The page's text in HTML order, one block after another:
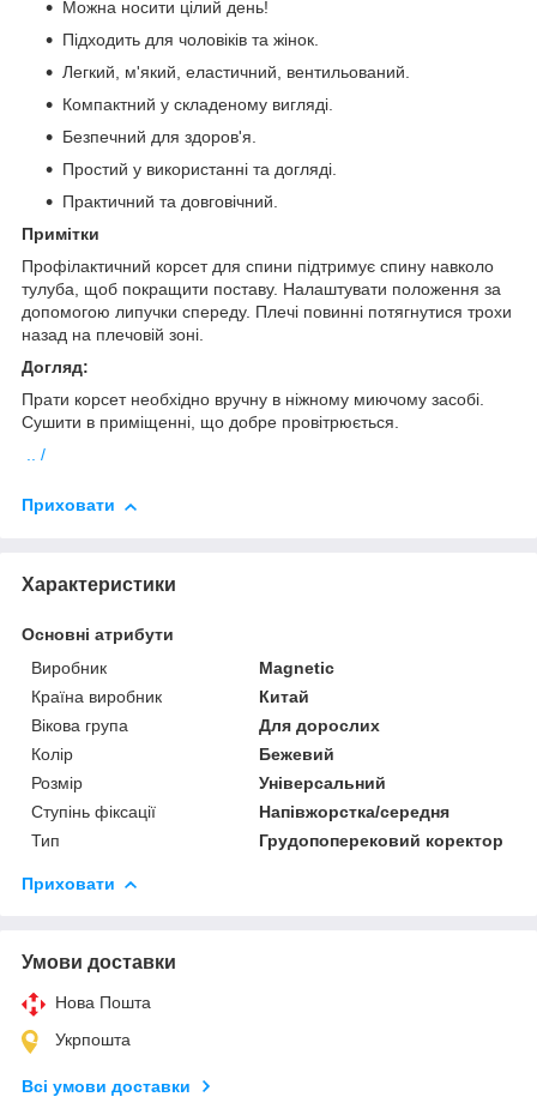
Можна носити цілий день!
Підходить для чоловіків та жінок.
Легкий, м'який, еластичний, вентильований.
Компактний у складеному вигляді.
Безпечний для здоров'я.
Простий у використанні та догляді.
Практичний та довговічний.
Примітки
Профілактичний корсет для спини підтримує спину навколо
тулуба, щоб покращити поставу. Налаштувати положення за
допомогою липучки спереду. Плечі повинні потягнутися трохи
назад на плечовій зоні.
Догляд:
Прати корсет необхідно вручну в ніжному миючому засобі.
Сушити в приміщенні, що добре провітрюється.
.. /
Приховати
Характеристики
Основні атрибути
Виробник
Magnetic
Країна виробник
Китай
Вікова група
Для дорослих
Колір
Бежевий
Розмір
Універсальний
Ступінь фіксації
Напівжорстка/середня
Тип
Грудопоперековий коректор
Приховати
Умови доставки
Нова Пошта
Укрпошта
Всі умови доставки